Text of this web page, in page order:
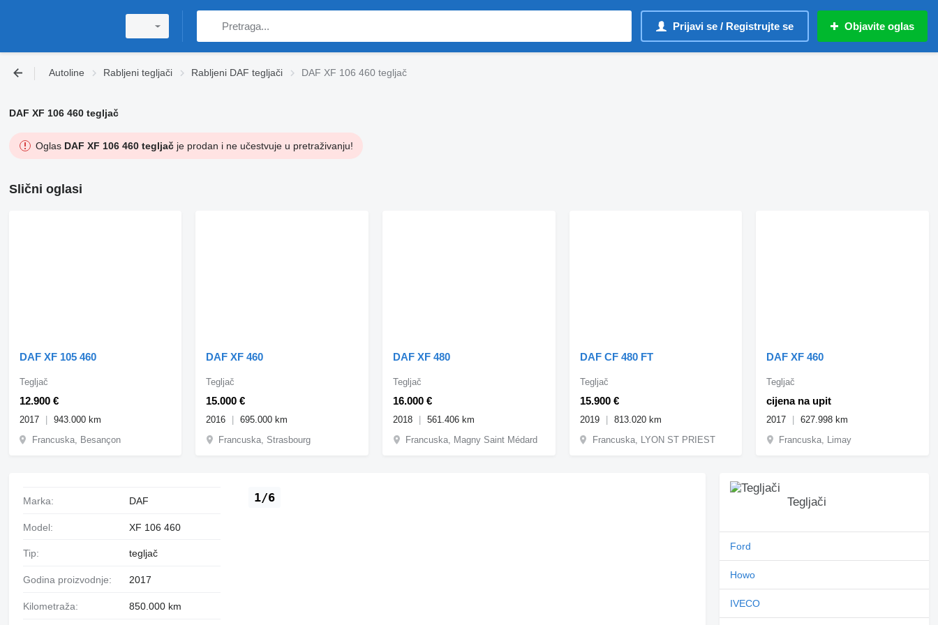
Prijavi se / Registrujte se Objavite oglas
Autoline Rabljeni tegljači Rabljeni DAF tegljači DAF XF 106 460 tegljač
DAF XF 106 460 tegljač
Oglas DAF XF 106 460 tegljačje prodan i ne učestvuje u pretraživanju!
Slični oglasi
DAF XF 105 460
12.900 €
Tegljač
2017
943.000 km
Francuska, Besançon
DAF XF 460
15.000 €
Tegljač
2016
695.000 km
Francuska, Strasbourg
DAF XF 480
16.000 €
Tegljač
2018
561.406 km
Francuska, Magny Saint Médard
DAF CF 480 FT
15.900 €
Tegljač
2019
813.020 km
Francuska, LYON ST PRIEST
DAF XF 460
cijena na upit
Tegljač
2017
627.998 km
Francuska, Limay
1/6
Marka: DAF
Model: XF 106 460
Tip: tegljač
Godina proizvodnje: 2017
Kilometraža: 850.000 km
Tegljači
Ford
Howo
IVECO